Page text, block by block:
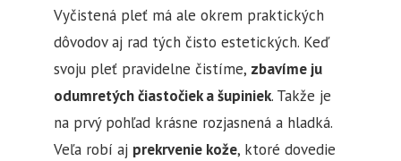
Vyčistená pleť má ale okrem praktických
dôvodov aj rad tých čisto estetických. Keď
svoju pleť pravidelne čistíme, zbavíme ju
odumretých čiastočiek a šupiniek. Takže je
na prvý pohľad krásne rozjasnená a hladká.
Veľa robí aj prekrvenie kože, ktoré dovedie